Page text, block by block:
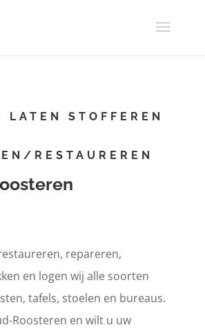
LATEN STOFFEREN
RESTAUREREN
repareren,
en logen wij alle soorten
tafels, stoelen en bureaus.
Roosteren en wilt u uw